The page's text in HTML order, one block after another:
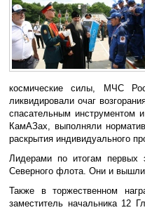
космические силы, МЧС
ликвидировали очаг
спасательным инструментом
КамАЗах, выполняли
раскрытия индивидуального
Лидерами по итогам первых
Северного флота. Они и вышли
Также в торжественном
заместитель начальника 12